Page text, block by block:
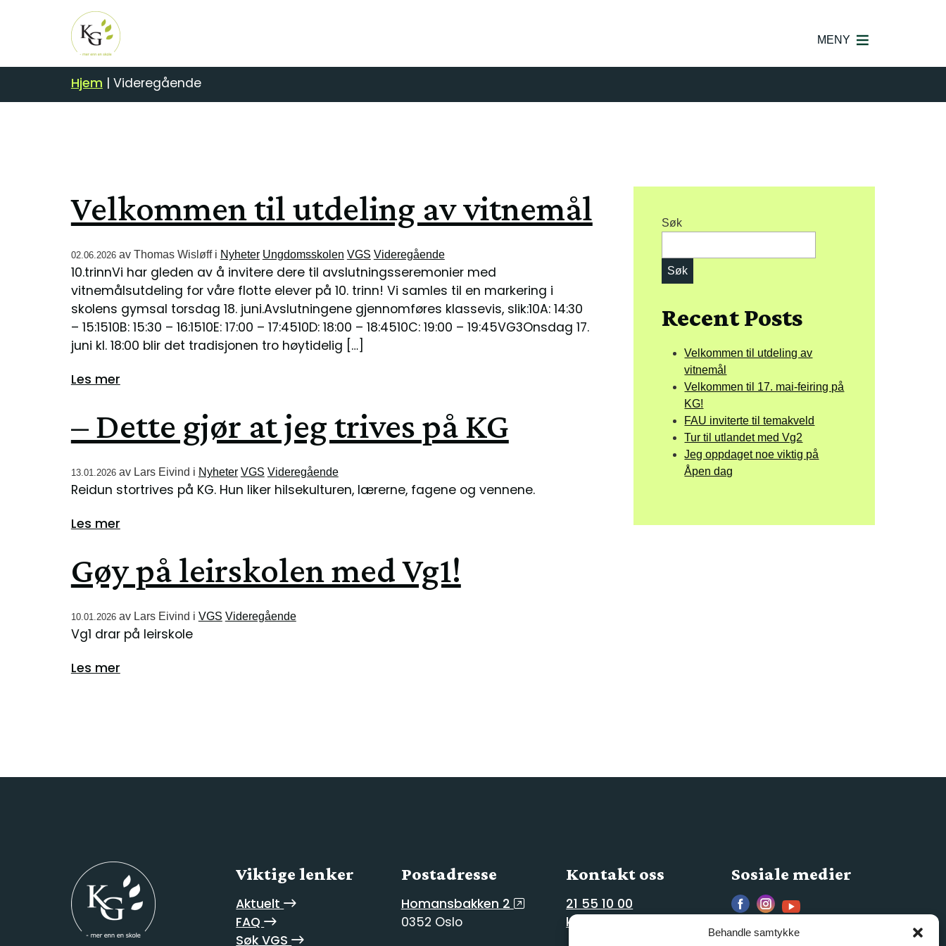
Behandle samtykke
MENY
Hjem | Videregående
Velkommen til utdeling av vitnemål
02.06.2026 av Thomas Wisløff i Nyheter Ungdomsskolen VGS Videregående
10.trinnVi har gleden av å invitere dere til avslutningsseremonier med
vitnemålsutdeling for våre flotte elever på 10. trinn! Vi samles til en markering i
skolens gymsal torsdag 18. juni.Avslutningene gjennomføres klassevis, slik:10A: 14:30
– 15:1510B: 15:30 – 16:1510E: 17:00 – 17:4510D: 18:00 – 18:4510C: 19:00 – 19:45VG3Onsdag 17.
juni kl. 18:00 blir det tradisjonen tro høytidelig […]
Les mer
– Dette gjør at jeg trives på KG
13.01.2026 av Lars Eivind i Nyheter VGS Videregående
Reidun stortrives på KG. Hun liker hilsekulturen, lærerne, fagene og vennene.
Les mer
Gøy på leirskolen med Vg1!
10.01.2026 av Lars Eivind i VGS Videregående
Vg1 drar på leirskole
Les mer
Søk
Søk
Recent Posts
Velkommen til utdeling av
vitnemål
Velkommen til 17. mai-feiring på
KG!
FAU inviterte til temakveld
Tur til utlandet med Vg2
Jeg oppdaget noe viktig på
Åpen dag
Viktige lenker
Aktuelt
FAQ
Søk VGS
Postadresse
Homansbakken 2
0352 Oslo
Kontakt oss
21 55 10 00
kg@kg.vgs.no
Sosiale medier